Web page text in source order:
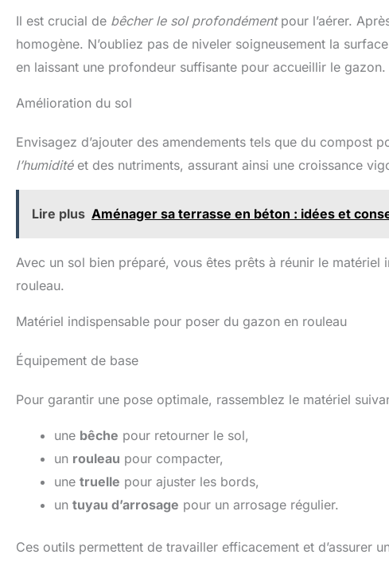
Il est crucial de bêcher le sol profondémentpour l’aérer.
homogène. N’oubliez pas de niveler soigneusement la
en laissant une profondeur suffisante pour accueillir le gazon.
Amélioration du sol
Envisagez d’ajouter des amendements tels que du compost
l’humiditéet des nutriments, assurant ainsi une croissance
Lire plus Aménager sa terrasse en béton : idées et
Avec un sol bien préparé, vous êtes prêts à réunir le
rouleau.
Matériel indispensable pour poser du gazon en rouleau
Équipement de base
Pour garantir une pose optimale, rassemblez le matériel
une bêche pour retourner le sol,
un rouleau pour compacter,
une truelle pour ajuster les bords,
un tuyau d’arrosage pour un arrosage régulier.
Ces outils permettent de travailler efficacement et d’assurer